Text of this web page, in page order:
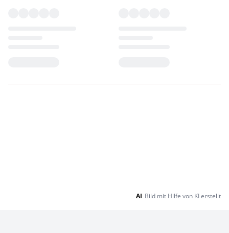
AI Bild mit Hilfe von KI erstellt